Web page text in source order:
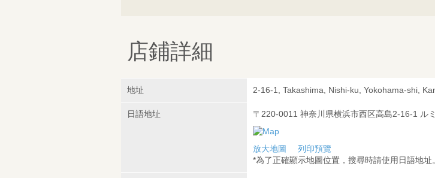
店鋪詳細
地址 2-16-1, Takashima, Nishi-ku, Yokohama-shi,
日語地址 〒220-0011 神奈川県横浜市西区高島2-16-1 ル
放大地圖
列印預覽
*為了正確顯示地圖位置，搜尋時請使用日語地址。